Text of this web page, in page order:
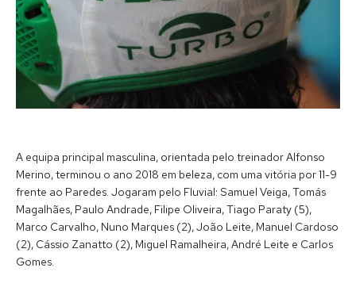
A equipa principal masculina, orientada pelo treinador Alfonso
Merino, terminou o ano 2018 em beleza, com uma vitória por 11-9
frente ao Paredes. Jogaram pelo Fluvial: Samuel Veiga, Tomás
Magalhães, Paulo Andrade, Filipe Oliveira, Tiago Paraty (5),
Marco Carvalho, Nuno Marques (2), João Leite, Manuel Cardoso
(2), Cássio Zanatto (2), Miguel Ramalheira, André Leite e Carlos
Gomes.